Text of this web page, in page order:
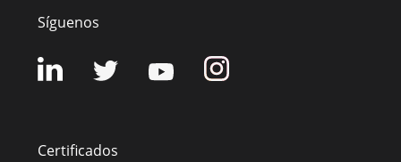
Síguenos
Certificados